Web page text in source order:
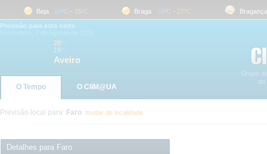
Beja 16 ºC- 35 ºC Braga 18 ºC- 27 ºC Bragança
Previsão para esta noite
26
19
Aveiro
O Tempo O CliM@UA
Previsão local para: Faro mudar de localidade
Detalhes para Faro